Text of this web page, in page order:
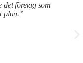
det företag som
plan.”